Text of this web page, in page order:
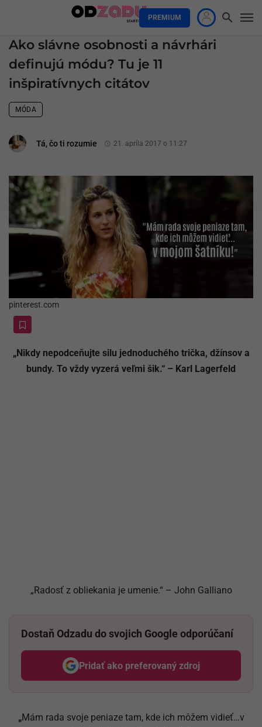
PREMIUM
Ako slávne osobnosti a návrhári
definujú módu? Tu je 11
inšpiratívnych citátov
MÓDA
Tá, čo ti rozumie 21. apríla 2017 o 11:27
pinterest.com
„Nikdy nepodceňujte silu jednoduchého trička, džínsov a
bundy. To vždy vyzerá veľmi šik.“ – Karl Lagerfeld
„Radosť z obliekania je umenie.“ – John Galliano
Dostaň Odzadu do svojich Google odporúčaní
Pridať ako preferovaný zdroj
Odzadu, odkaz sa otvorí v
„Mám rada svoje peniaze tam, kde ich môžem vidieť…v